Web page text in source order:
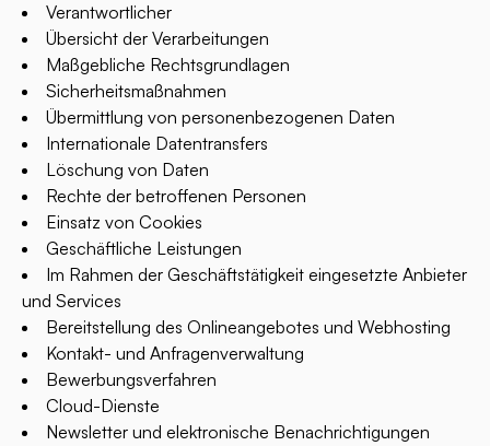
Verantwortlicher
Übersicht der Verarbeitungen
Maßgebliche Rechtsgrundlagen
Sicherheitsmaßnahmen
Übermittlung von personenbezogenen Daten
Internationale Datentransfers
Löschung von Daten
Rechte der betroffenen Personen
Einsatz von Cookies
Geschäftliche Leistungen
Im Rahmen der Geschäftstätigkeit eingesetzte Anbieter
und Services
Bereitstellung des Onlineangebotes und Webhosting
Kontakt- und Anfragenverwaltung
Bewerbungsverfahren
Cloud-Dienste
Newsletter und elektronische Benachrichtigungen